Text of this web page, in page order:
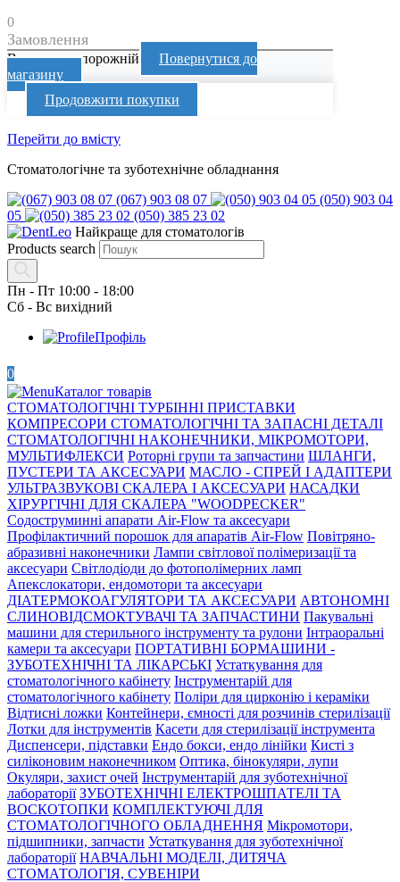
0
Замовлення
Ваш кошик порожній
Повернутися до
магазину
Продовжити покупки
Перейти до вмісту
Стоматологічне та зуботехнічне обладнання
(067) 903 08 07
(050) 903 04
05
(050) 385 23 02
Найкраще для стоматологів
Products search
Пн - Пт 10:00 - 18:00
Сб - Вс вихідний
Профіль
0
Каталог товарів
СТОМАТОЛОГІЧНІ ТУРБІННІ ПРИСТАВКИ
КОМПРЕСОРИ СТОМАТОЛОГІЧНІ ТА ЗАПАСНІ ДЕТАЛІ
СТОМАТОЛОГІЧНІ НАКОНЕЧНИКИ, МІКРОМОТОРИ,
МУЛЬТИФЛЕКСИ Роторні групи та запчастини ШЛАНГИ,
ПУСТЕРИ ТА АКСЕСУАРИ МАСЛО - СПРЕЙ І АДАПТЕРИ
УЛЬТРАЗВУКОВІ СКАЛЕРА І АКСЕСУАРИ НАСАДКИ
ХІРУРГІЧНІ ДЛЯ СКАЛЕРА "WOODPECKER"
Содоструминні апарати Air-Flow та аксесуари
Профілактичний порошок для апаратів Air-Flow Повітряно-
абразивні наконечники Лампи світлової полімеризації та
аксесуари Світлодіоди до фотополімерних ламп
Апекслокатори, ендомотори та аксесуари
ДІАТЕРМОКОАГУЛЯТОРИ ТА АКСЕСУАРИ АВТОНОМНІ
СЛИНОВІДСМОКТУВАЧІ ТА ЗАПЧАСТИНИ Пакувальні
машини для стерильного інструменту та рулони Інтраоральні
камери та аксесуари ПОРТАТИВНІ БОРМАШИНИ -
ЗУБОТЕХНІЧНІ ТА ЛІКАРСЬКІ Устаткування для
стоматологічного кабінету Інструментарій для
стоматологічного кабінету Поліри для цирконію і кераміки
Відтисні ложки Контейнери, ємності для розчинів стерилізації
Лотки для інструментів Касети для стерилізації інструмента
Диспенсери, підставки Ендо бокси, ендо лінійки Кисті з
силіконовим наконечником Оптика, бінокуляри, лупи
Окуляри, захист очей Інструментарій для зуботехнічної
лабораторії ЗУБОТЕХНІЧНІ ЕЛЕКТРОШПАТЕЛІ ТА
ВОСКОТОПКИ КОМПЛЕКТУЮЧІ ДЛЯ
СТОМАТОЛОГІЧНОГО ОБЛАДНЕННЯ Мікромотори,
підшипники, запчасти Устаткування для зуботехнічної
лабораторії НАВЧАЛЬНІ МОДЕЛІ, ДИТЯЧА
СТОМАТОЛОГІЯ, СУВЕНІРИ